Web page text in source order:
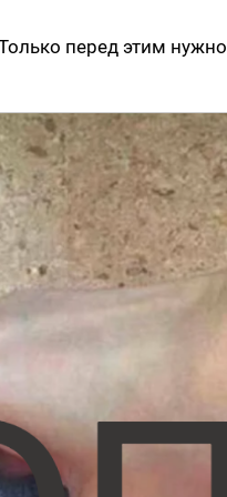
перед этим